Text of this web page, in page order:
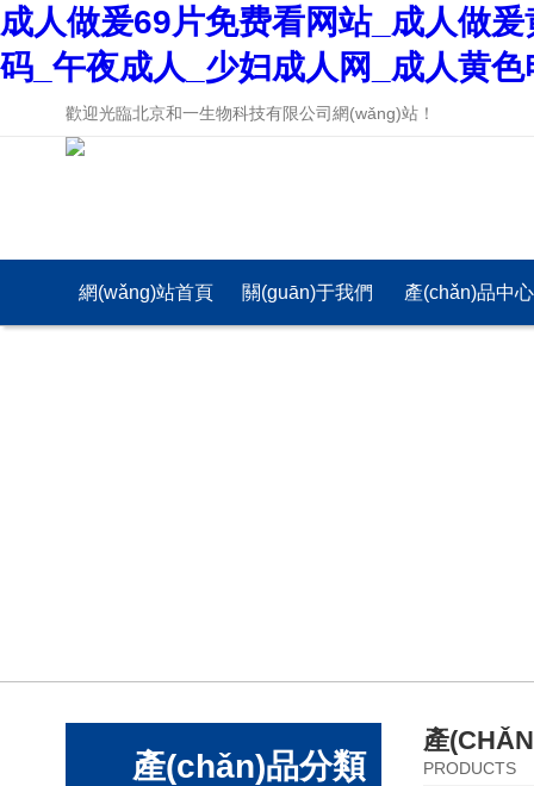
成人做爰69片免费看网站_成人做
码_午夜成人_少妇成人网_成人黄
歡迎光臨北京和一生物科技有限公司網(wǎng)站！
網(wǎng)站首頁 關(guān)于我們 產(chǎn)品中心
產(chǎn)品分類
產
PRODUCTS